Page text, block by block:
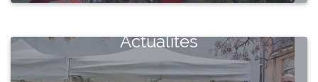
Actualités